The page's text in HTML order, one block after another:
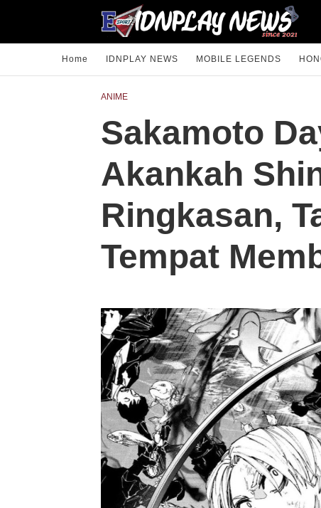
Home IDNPLAY NEWS MOBILE LEGENDS
ANIME
Sakamoto
Akankah
Ringkasan,
Tempat